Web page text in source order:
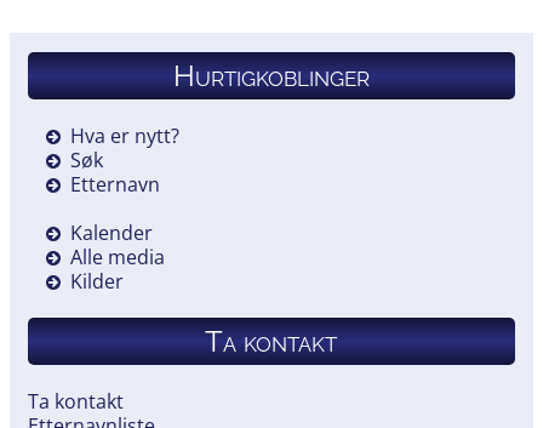
Hurtigkoblinger
Hva er nytt?
Søk
Etternavn
Kalender
Alle media
Kilder
Ta kontakt
Ta kontakt